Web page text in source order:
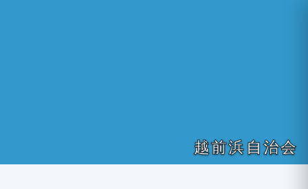
越前浜自治会